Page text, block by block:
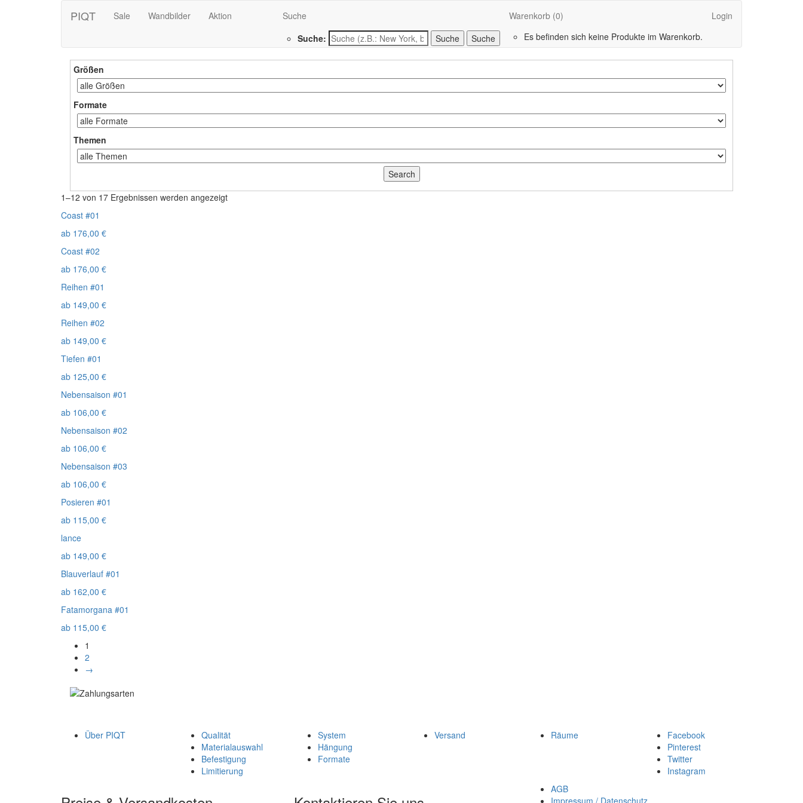
PIQT Sale Wandbilder Aktion
Suche
Suche:
Suche
Warenkorb (0)
Es befinden sich keine Produkte im Warenkorb.
Login
Größen
Formate
Themen
1–12 von 17 Ergebnissen werden angezeigt
Coast #01
ab 176,00 €
Coast #02
ab 176,00 €
Reihen #01
ab 149,00 €
Reihen #02
ab 149,00 €
Tiefen #01
ab 125,00 €
Nebensaison #01
ab 106,00 €
Nebensaison #02
ab 106,00 €
Nebensaison #03
ab 106,00 €
Posieren #01
ab 115,00 €
lance
ab 149,00 €
Blauverlauf #01
ab 162,00 €
Fatamorgana #01
ab 115,00 €
1
2
→
Über PIQT
Qualität
Materialauswahl
Befestigung
Limitierung
System
Hängung
Formate
Versand Räume
Facebook
Pinterest
Twitter
Instagram
AGB
Impressum / Datenschutz